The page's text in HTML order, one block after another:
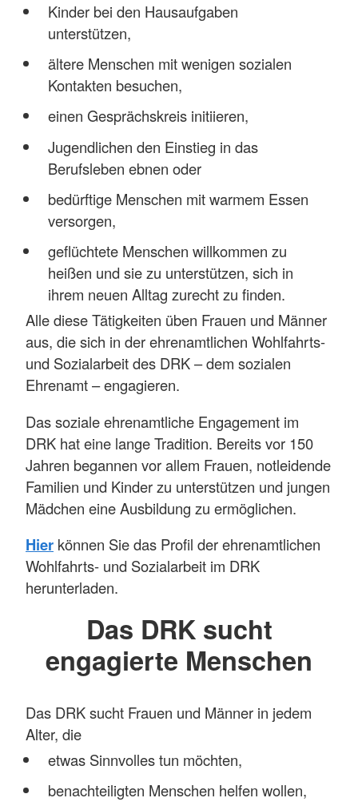
Kinder bei den Hausaufgaben
unterstützen,
ältere Menschen mit wenigen sozialen
Kontakten besuchen,
einen Gesprächskreis initiieren,
Jugendlichen den Einstieg in das
Berufsleben ebnen oder
bedürftige Menschen mit warmem Essen
versorgen,
geflüchtete Menschen willkommen zu
heißen und sie zu unterstützen, sich in
ihrem neuen Alltag zurecht zu finden.
Alle diese Tätigkeiten üben Frauen und Männer
aus, die sich in der ehrenamtlichen Wohlfahrts-
und Sozialarbeit des DRK – dem sozialen
Ehrenamt – engagieren.
Das soziale ehrenamtliche Engagement im
DRK hat eine lange Tradition. Bereits vor 150
Jahren begannen vor allem Frauen, notleidende
Familien und Kinder zu unterstützen und jungen
Mädchen eine Ausbildung zu ermöglichen.
Hier können Sie das Profil der ehrenamtlichen
Wohlfahrts- und Sozialarbeit im DRK
herunterladen.
Das DRK sucht
engagierte Menschen
Das DRK sucht Frauen und Männer in jedem
Alter, die
etwas Sinnvolles tun möchten,
benachteiligten Menschen helfen wollen,